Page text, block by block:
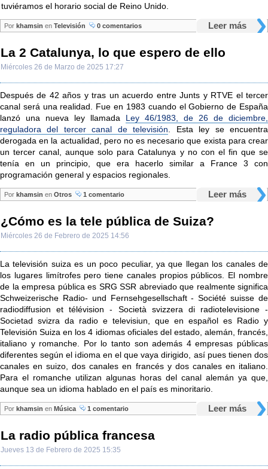
tuviéramos el horario social de Reino Unido.
Leer más
Por khamsin en Televisión 0 comentarios
La 2 Catalunya, lo que espero de ello
Miércoles 26 de Marzo de 2025 17:27
Después de 42 años y tras un acuerdo entre Junts y RTVE el tercer
canal será una realidad. Fue en 1983 cuando el Gobierno de España
lanzó una nueva ley llamada Ley 46/1983, de 26 de diciembre,
reguladora del tercer canal de televisión . Esta ley se encuentra
derogada en la actualidad, pero no es necesario que exista para crear
un tercer canal, aunque solo para Catalunya y no con el fin que se
tenía en un principio, que era hacerlo similar a France 3 con
programación general y espacios regionales.
Leer más
Por khamsin en Otros 1 comentario
¿Cómo es la tele pública de Suiza?
Miércoles 26 de Febrero de 2025 14:56
La televisión suiza es un poco peculiar, ya que llegan los canales de
los lugares limítrofes pero tiene canales propios públicos. El nombre
de la empresa pública es SRG SSR abreviado que realmente significa
Schweizerische Radio- und Fernsehgesellschaft - Société suisse de
radiodiffusion et télévision - Società svizzera di radiotelevisione -
Societad svizra da radio e televisiun, que en español es Radio y
Televisión Suiza en los 4 idiomas oficiales del estado, alemán, francés,
italiano y romanche. Por lo tanto son además 4 empresas públicas
diferentes según el idioma en el que vaya dirigido, así pues tienen dos
canales en suizo, dos canales en francés y dos canales en italiano.
Para el romanche utilizan algunas horas del canal alemán ya que,
aunque sea un idioma hablado en el país es minoritario.
Leer más
Por khamsin en Música 1 comentario
La radio pública francesa
Jueves 13 de Febrero de 2025 15:35